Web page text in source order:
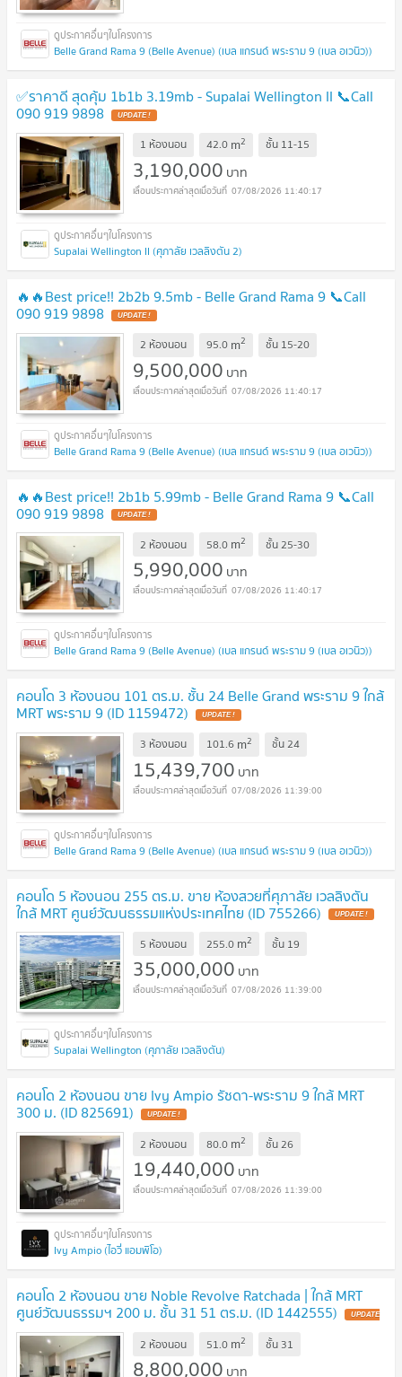
Belle Grand Rama 9 (Belle Avenue) (เบล แกรนด์ พระราม 9 (เบล อเวนิว))
✅ราคาดี สุดคุ้ม 1b1b 3.19mb - Supalai Wellington II 📞Call
090 919 9898 UPDATE !
1 ห้องนอน 42.0 m2 ชั้น 11-15
3,190,000 บาท
07/08/2026 11:40:17
Supalai Wellington II (ศุภาลัย เวลลิงตัน 2)
🔥🔥Best price!! 2b2b 9.5mb - Belle Grand Rama 9 📞Call
090 919 9898 UPDATE !
2 ห้องนอน 95.0 m2 ชั้น 15-20
9,500,000 บาท
07/08/2026 11:40:17
Belle Grand Rama 9 (Belle Avenue) (เบล แกรนด์ พระราม 9 (เบล อเวนิว))
🔥🔥Best price!! 2b1b 5.99mb - Belle Grand Rama 9 📞Call
090 919 9898 UPDATE !
2 ห้องนอน 58.0 m2 ชั้น25-30
5,990,000 บาท
07/08/2026 11:40:17
Belle Grand Rama 9 (Belle Avenue) (เบล แกรนด์ พระราม 9 (เบล อเวนิว))
คอนโด 3 ห้องนอน 101 ตร.ม. ชั้น 24 Belle Grand พระราม 9 ใกล้
MRT พระราม 9 (ID 1159472) UPDATE !
3 ห้องนอน 101.6 m2 ชั้น24
15,439,700 บาท
07/08/2026 11:39:00
Belle Grand Rama 9 (Belle Avenue) (เบล แกรนด์ พระราม 9 (เบล อเวนิว))
คอนโด 5 ห้องนอน 255 ตร.ม. ขาย ห้องสวยที่ศุภาลัย เวลลิงตัน
ใกล้ MRT ศูนย์วัฒนธรรมแห่งประเทศไทย (ID 755266) UPDATE !
5 ห้องนอน 255.0 m2 ชั้น 19
35,000,000 บาท
07/08/2026 11:39:00
Supalai Wellington (ศุภาลัย เวลลิงตัน)
คอนโด 2 ห้องนอน ขาย Ivy Ampio รัชดา-พระราม 9 ใกล้ MRT
300 ม. (ID 825691) UPDATE !
2 ห้องนอน 80.0 m2 ชั้น26
19,440,000 บาท
07/08/2026 11:39:00
Ivy Ampio (ไอวี่ แอมพิโอ)
คอนโด 2 ห้องนอน ขาย Noble Revolve Ratchada | ใกล้ MRT
ศูนย์วัฒนธรรมฯ 200 ม. ชั้น 31 51 ตร.ม. (ID 1442555) UPDATE
!
2 ห้องนอน 51.0 m2 ชั้น 31
8,800,000 บาท